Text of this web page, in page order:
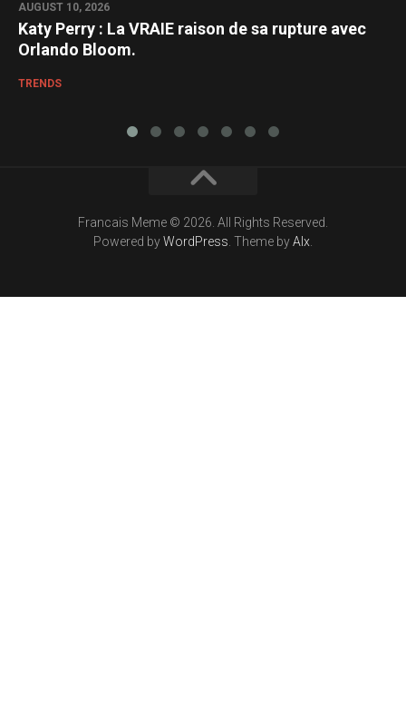
AUGUST 10, 2026
Katy Perry : La VRAIE raison de sa rupture avec
Orlando Bloom.
TRENDS
Francais Meme © 2026. All Rights Reserved.
Powered byWordPress . Theme byAlx